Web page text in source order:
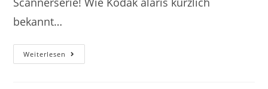
bekannt…
Weiterlesen